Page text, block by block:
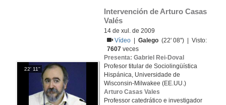
22' 11''
Intervención de Arturo Casas
Valés
14 de xul. de 2009
Vídeo
|Galego (22' 08'') | Visto:
7607 veces
Presenta: Gabriel Rei-Doval
Profesor titular de Sociolingüística
Hispánica, Universidade de
Wisconsin-Milwakee (EE.UU.)
Arturo Casas Vales
Professor catedrático e investigador